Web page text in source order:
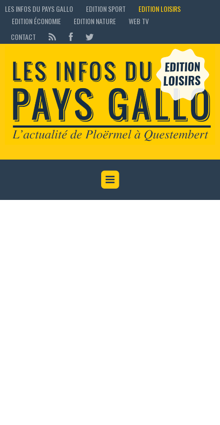
LES INFOS DU PAYS GALLO EDITION SPORT
EDITION LOISIRS
EDITION ÉCONOMIE
EDITION NATURE
WEB TV
CONTACT